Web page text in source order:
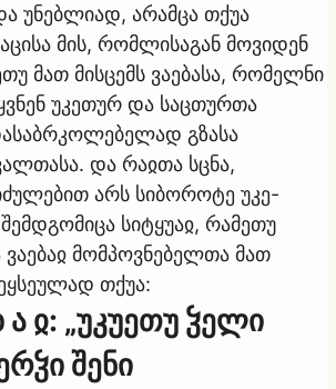
უნებლიად, არამცა თქუა
მის, რომლისაგან მოვიდენ
მათ მისცემს ვაებასა, რომელნი
უკეთურ და საცთურთა
გზასა
და რაჲთა სცნა,
არს სიბოროტე უკე-
სიტყუაჲ, რამეთუ
ვაებაჲ მომპოვნებელთა მათ
თქუა:
ა ჲ: „უკუეთუ ჴელი
შენი